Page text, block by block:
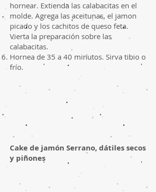
hornear. Extienda las calabacitas en el
molde. Agrega las aceitunas, el jamon
picado y los cachitos de queso feta.
Vierta la preparación sobre las
calabacitas.
Hornea de 35 a 40 minutos. Sirva tibio o
frío.
Cake de jamón Serrano, dátiles secos
y piñones